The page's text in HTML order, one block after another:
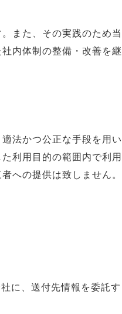
また、その実践のため当
内体制の整備・改善を継
法かつ公正な手段を用い
利用目的の範囲内で利用
への提供は致しません。
に、送付先情報を委託す